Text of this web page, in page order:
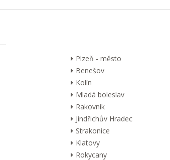
Plzeň - město
Benešov
Kolín
Mladá boleslav
Rakovník
Jindřichův Hradec
Strakonice
Klatovy
Rokycany